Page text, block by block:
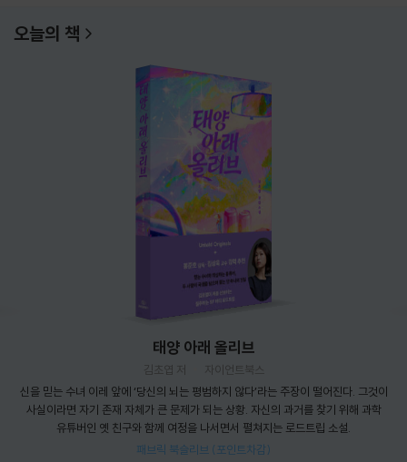
오늘의 책
태양 아래 올리브
김초엽 저
자이언트북스
신을 믿는 수녀 이레 앞에 ‘당신의 뇌는 평범하지 않다’라는 주장이 떨어진다. 그것이
사실이라면 자기 존재 자체가 큰 문제가 되는 상황. 자신의 과거를 찾기 위해 과학
유튜버인 옛 친구와 함께 여정을 나서면서 펼쳐지는 로드트립 소설.
패브릭 북슬리브 (포인트차감)